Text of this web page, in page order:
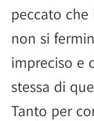
peccato
non si
impreciso e
stessa di
Tanto per